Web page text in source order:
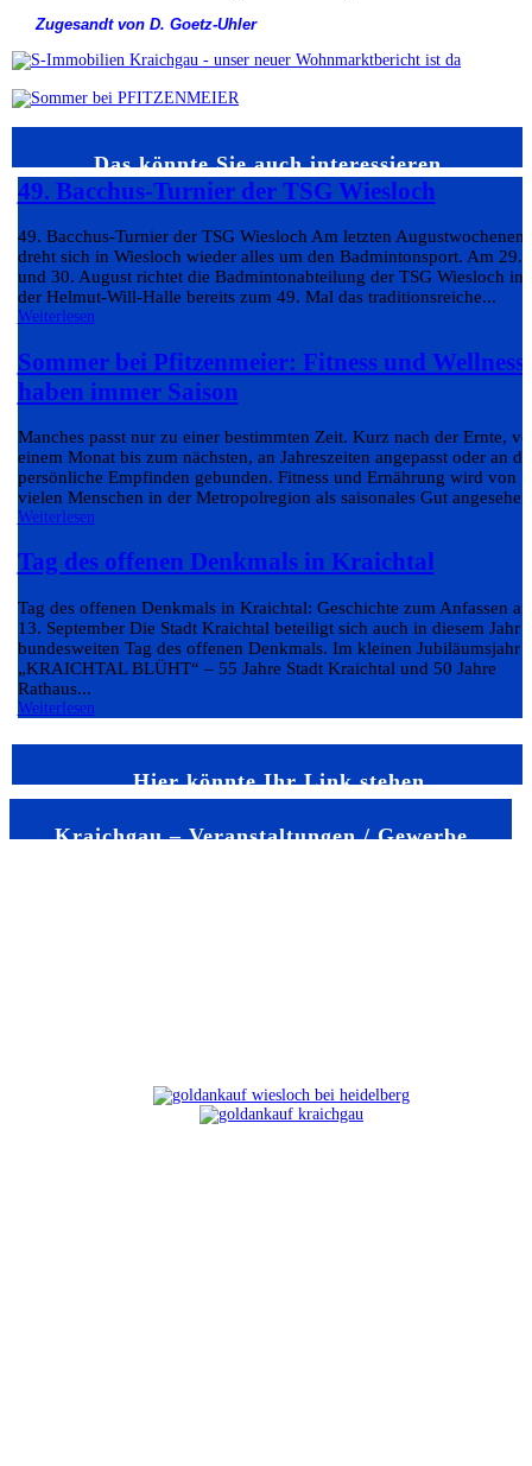
Zugesandt von D. Goetz-Uhler
Das könnte Sie auch interessieren…
49. Bacchus-Turnier der TSG Wiesloch
49. Bacchus-Turnier der TSG Wiesloch Am letzten
dreht sich in Wiesloch wieder alles um den Badmintonsport. Am 29.
und 30. August richtet die Badmintonabteilung der TSG Wiesloch in
der Helmut-Will-Halle bereits zum 49. Mal das traditionsreiche...
Weiterlesen
Sommer bei Pfitzenmeier: Fitness und Wellness
haben immer Saison
Manches passt nur zu einer bestimmten Zeit. Kurz nach der Ernte,
einem Monat bis zum nächsten, an Jahreszeiten angepasst oder an
persönliche Empfinden gebunden. Fitness und Ernährung wird von
vielen Menschen in der Metropolregion als saisonales Gut
Weiterlesen
Tag des offenen Denkmals in Kraichtal
Tag des offenen Denkmals in Kraichtal: Geschichte zum Anfassen
13. September Die Stadt Kraichtal beteiligt sich auch in diesem Jahr
bundesweiten Tag des offenen Denkmals. Im kleinen Jubiläumsjahr
„KRAICHTAL BLÜHT“ – 55 Jahre Stadt Kraichtal und 50 Jahre
Rathaus...
Weiterlesen
Hier könnte Ihr Link stehen
Kraichgau – Veranstaltungen / Gewerbe